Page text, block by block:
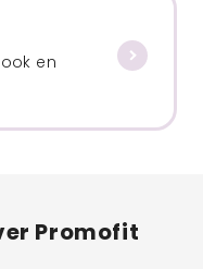
en
Promofit